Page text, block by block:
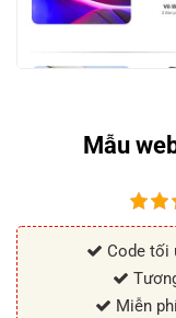
Mẫu
Code tối
Miễn